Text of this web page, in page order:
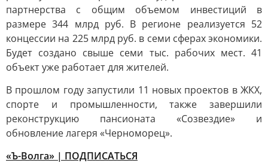
партнерства с общим объемом инвестиций в
размере 344 млрд руб. В регионе реализуется 52
концессии на 225 млрд руб. в семи сферах экономики.
Будет создано свыше семи тыс. рабочих мест. 41
объект уже работает для жителей.
В прошлом году запустили 11 новых проектов в ЖКХ,
спорте и промышленности, также завершили
реконструкцию пансионата «Созвездие» и
обновление лагеря «Черноморец».
«Ъ-Волга» | ПОДПИСАТЬСЯ